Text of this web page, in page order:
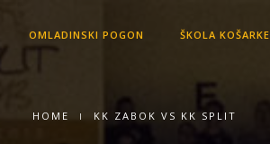
OMLADINSKI POGON ŠKOLA KOŠARKE
HOME KK ZABOK VS KK SPLIT